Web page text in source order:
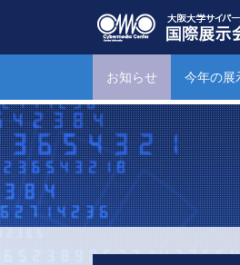
お知らせ 今年の展